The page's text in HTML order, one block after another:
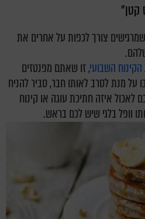
קטן"
צורך לכפות על אחרים את
הקינוח השבועי, זו שאתם מפנטזים
על מנת לסרב לאותו חבר, סביר להניח
איזה חתיכת עוגה או קינוח
וופל בלגי שיש לכם בראש.